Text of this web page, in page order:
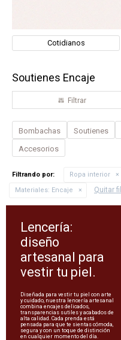
Cotidianos
Soutienes Encaje
Bombachas Soutienes
Accesorios
Filtrando por: Ropa interior
Materiales: Encaje Quitar
Lencería:
diseño
artesanal para
vestir tu piel.
Diseñada para vestir tu piel con arte
y cuidado, nuestra lencería artesanal
combina encajes delicados,
transparencias sutiles y acabados de
alta calidad. Cada prenda está
pensada para que te sientas cómoda,
segura y con un toque de distinción
en cualquier momento del día.